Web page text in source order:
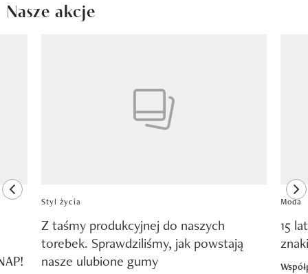
Nasze akcje
previous element
Styl życia
Z taśmy produkcyjnej do naszych
torebek. Sprawdziliśmy, jak powstają
nasze ulubione gumy
Moda
15